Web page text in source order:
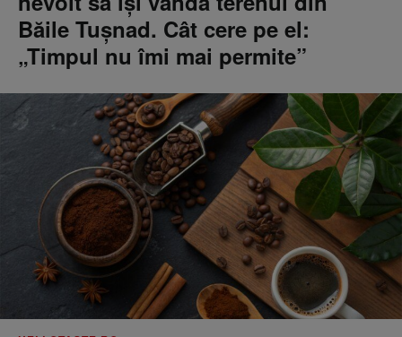
Băile Tușnad. Cât cere pe el:
„Timpul nu îmi mai permite”